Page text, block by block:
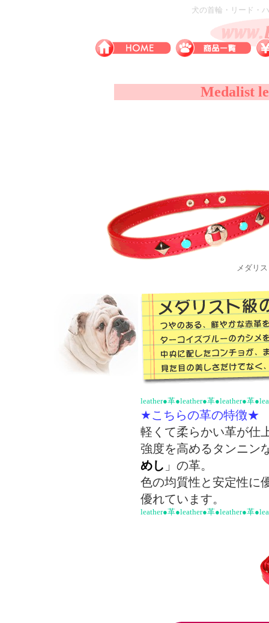
犬の首輪・リード・
Medalist
メダリ
leather●革●leather●革●leather●革
★こちらの革の特徴★
軽くて柔らかい革が仕
強度を高めるタンニン
めし 」の革。
色の均質性と安定性に
優れています。
leather●革●leather●革●leather●革